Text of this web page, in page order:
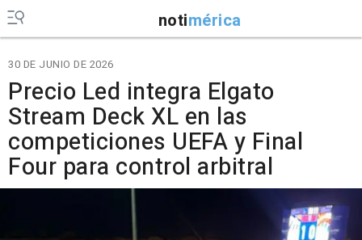
notimérica
30 DE JUNIO DE 2026
Precio Led integra Elgato
Stream Deck XL en las
competiciones UEFA y Final
Four para control arbitral